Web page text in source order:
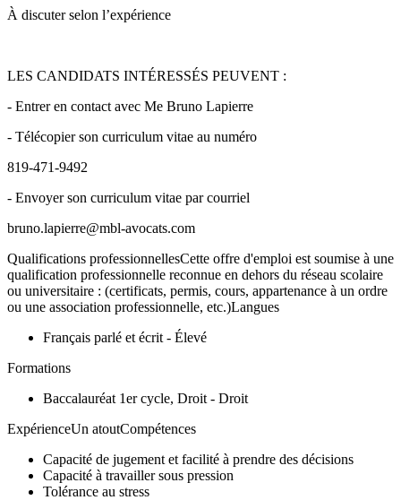
À discuter selon l’expérience
LES CANDIDATS INTÉRESSÉS PEUVENT :
- Entrer en contact avec Me Bruno Lapierre
- Télécopier son curriculum vitae au numéro
819-471-9492
- Envoyer son curriculum vitae par courriel
bruno.lapierre@mbl-avocats.com
Qualifications professionnellesCette offre d'emploi est soumise à une
qualification professionnelle reconnue en dehors du réseau scolaire
ou universitaire : (certificats, permis, cours, appartenance à un ordre
ou une association professionnelle, etc.)Langues
Français parlé et écrit - Élevé
Formations
Baccalauréat 1er cycle, Droit - Droit
ExpérienceUn atoutCompétences
Capacité de jugement et facilité à prendre des décisions
Capacité à travailler sous pression
Tolérance au stress